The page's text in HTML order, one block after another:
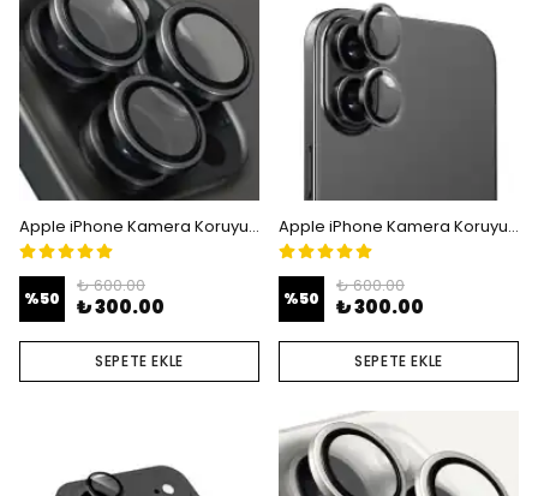
Apple iPhone Kamera Koruyucu Lens - iPhone 16 Pro - 16 Pro Max
%50
₺ 600.00
₺ 300.00
SEPETE EKLE
Apple iPhone Kamera Koruyucu Lens - iPhone 17
%50
₺ 600.00
₺ 300.00
SEPETE EKLE